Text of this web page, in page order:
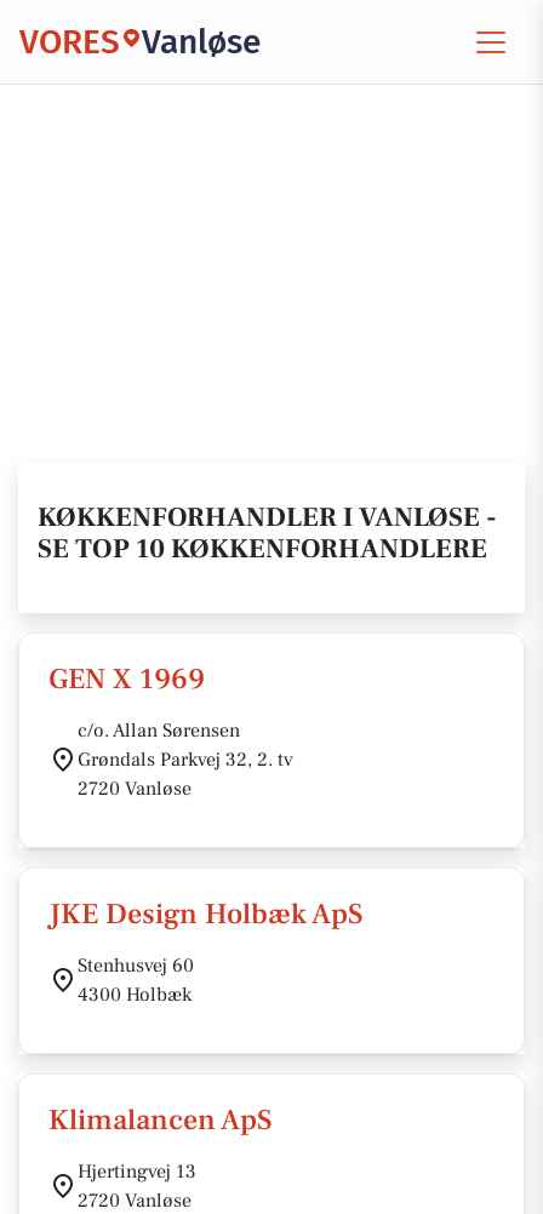
VORES Vanløse
KØKKENFORHANDLER I VANLØSE -
SE TOP 10 KØKKENFORHANDLERE
GEN X 1969
c/o. Allan Sørensen
Grøndals Parkvej 32, 2. tv
2720 Vanløse
JKE Design Holbæk ApS
Stenhusvej 60
4300 Holbæk
Klimalancen ApS
Hjertingvej 13
2720 Vanløse